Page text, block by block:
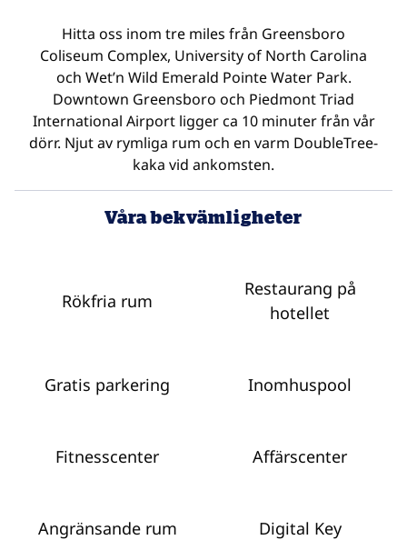
Hitta oss inom tre miles från Greensboro
Coliseum Complex, University of North Carolina
och Wet’n Wild Emerald Pointe Water Park.
Downtown Greensboro och Piedmont Triad
International Airport ligger ca 10 minuter från vår
dörr. Njut av rymliga rum och en varm DoubleTree-
kaka vid ankomsten.
Våra bekvämligheter
Rökfria rum
Restaurang på
hotellet
Gratis parkering Inomhuspool
Fitnesscenter Affärscenter
Angränsande rum Digital Key